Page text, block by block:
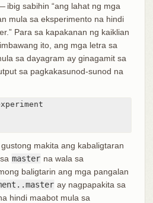
ibig sabihin “ang lahat ng mga
mula sa eksperimento na hindi
Para sa kapakanan ng kaiklian
ito, ang mga letra sa
sa dayagram ay ginagamit sa
sa pagkakasunod-sunod na
makita ang kabaligtaran
master na wala sa
baligtarin ang mga pangalan
ay nagpapakita sa
hindi maabot mula sa